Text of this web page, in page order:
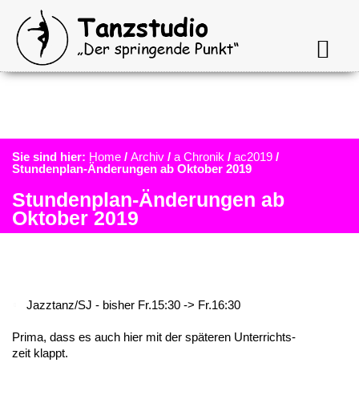
Stundenplan-Änderungen ab
Oktober 2019
Sie sind hier: Home / Archiv / a Chronik / ac2019 /
Stundenplan-Änderungen ab Oktober 2019
Jazztanz/SJ - bisher Fr.15:30 -> Fr.16:30
Prima, dass es auch hier mit der späte­ren Unter­richts­
zeit klappt.